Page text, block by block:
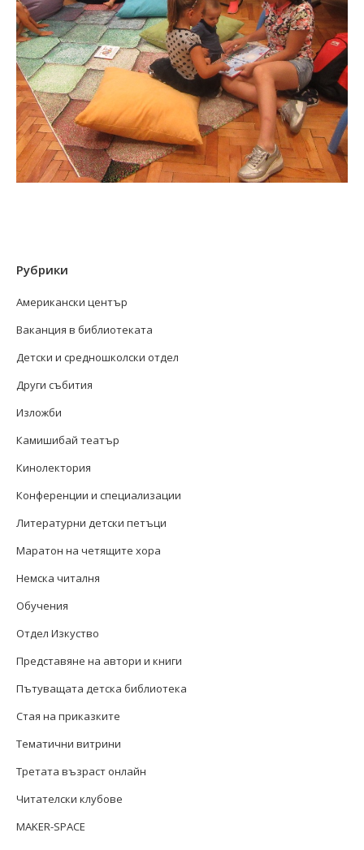
Рубрики
Американски център
Ваканция в библиотеката
Детски и средношколски отдел
Други събития
Изложби
Камишибай театър
Кинолектория
Конференции и специализации
Литературни детски петъци
Маратон на четящите хора
Немска читалня
Обучения
Отдел Изкуство
Представяне на автори и книги
Пътуващата детска библиотека
Стая на приказките
Тематични витрини
Третата възраст онлайн
Читателски клубове
MAKER-SPACE